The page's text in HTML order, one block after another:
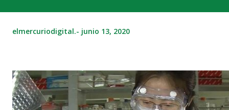
elmercuriodigital.- junio 13, 2020